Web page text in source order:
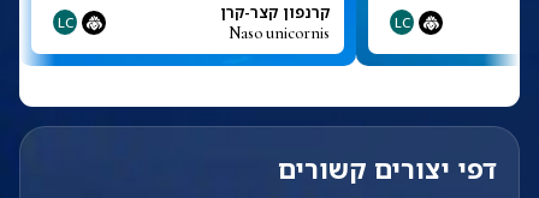
LC קרנפון קצר-קרן
Naso unicornis
LC
דפי יצורים קשורים